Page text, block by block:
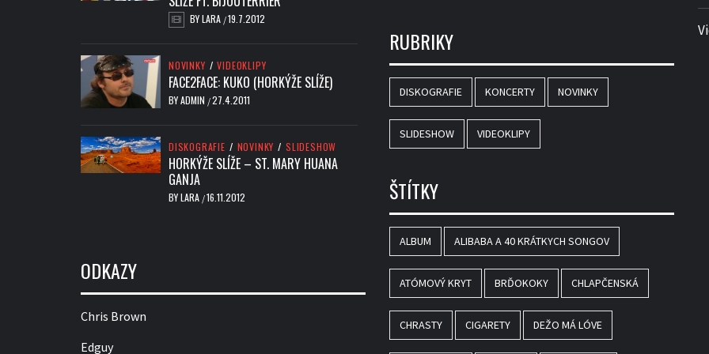
BYLARA /19.7.2012
NOVINKY / VIDEOKLIPY
FACE2FACE: KUKO (HORKÝŽE SLÍŽE)
BYADMIN /27.4.2011
DISKOGRAFIE / NOVINKY / SLIDESHOW
HORKÝŽE SLÍŽE – ST. MARY HUANA
GANJA
BYLARA /16.11.2012
ODKAZY
Chris Brown
Edguy
RUBRIKY
DISKOGRAFIE KONCERTY NOVINKY
SLIDESHOW VIDEOKLIPY
ŠTÍTKY
ALBUM ALIBABA A 40 KRÁTKYCH SONGOV
ATÓMOVÝ KRYT BRĎOKOKY CHLAPČENSKÁ
CHRASTY CIGARETY DEŽO MÁ LÓVE